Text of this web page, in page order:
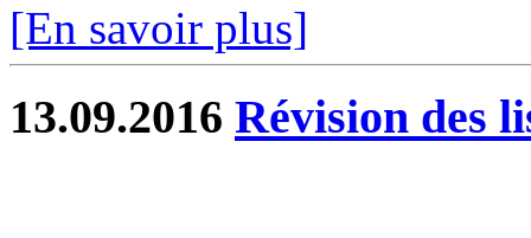
[En savoir plus]
13.09.2016 Révision des